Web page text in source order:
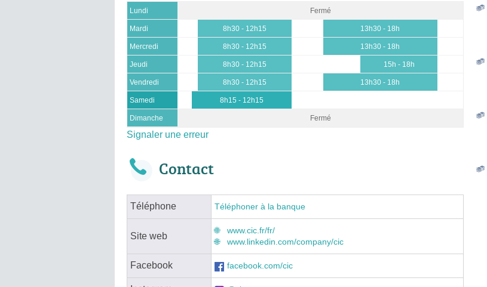
Lundi Fermé
Mardi 8h30 - 12h15 13h30 - 18h
Mercredi 8h30 - 12h15 13h30 - 18h
Jeudi 8h30 - 12h15 15h - 18h
Vendredi 8h30 - 12h15 13h30 - 18h
Samedi 8h15 - 12h15
Dimanche Fermé
Signaler une erreur
Contact
Téléphone Téléphoner à la banque
Site web
www.cic.fr/fr/
www.linkedin.com/company/cic
Facebook facebook.com/cic